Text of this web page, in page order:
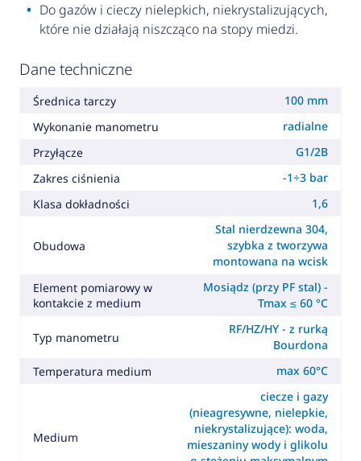
Do gazów i cieczy nielepkich, niekrystalizujących,
które nie działają niszcząco na stopy miedzi.
Dane techniczne
Średnica tarczy
100 mm
Wykonanie manometru
radialne
Przyłącze
G1/2B
Zakres ciśnienia
-1÷3 bar
Klasa dokładności
1,6
Obudowa
Stal nierdzewna 304,
szybka z tworzywa
montowana na wcisk
Element pomiarowy w
kontakcie z medium
Mosiądz (przy PF stal) -
Tmax ≤ 60 °C
Typ manometru
RF/HZ/HY - z rurką
Bourdona
Temperatura medium
max 60°C
Medium
ciecze i gazy
(nieagresywne, nielepkie,
niekrystalizujące): woda,
mieszaniny wody i glikolu